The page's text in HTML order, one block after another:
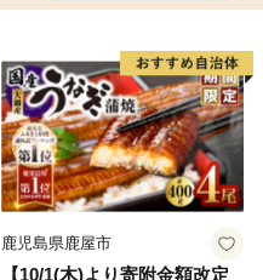
鹿児島県鹿屋市
【10/1(木)より寄附金額改定